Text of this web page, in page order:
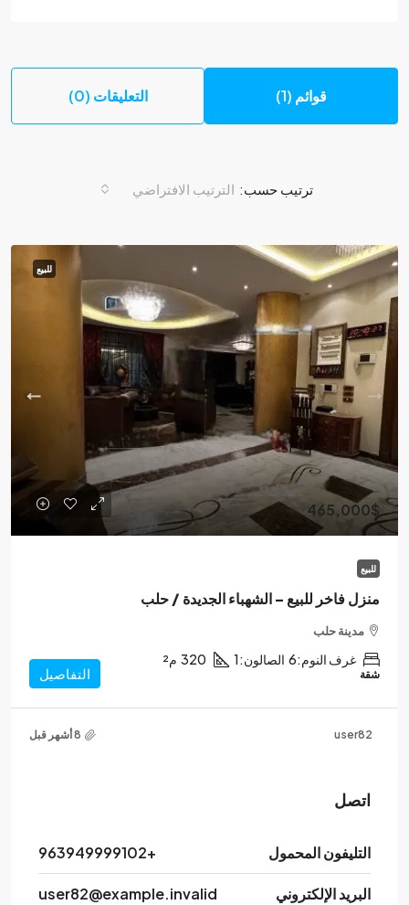
قوائم (1) التعليقات (0)
ترتيب حسب: الترتيب الافتراضي
للبيع
465,000$
للبيع
منزل فاخر للبيع – الشهباء الجديدة / حلب
مدينة حلب
غرف النوم:6 الصالون:1
320 م²
شقة التفاصيل
user82
اتصل
التليفون المحمول +963949999102
البريد الإلكتروني user82@example.invalid